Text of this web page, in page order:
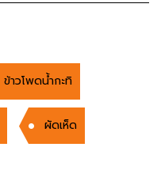
ข้าวโพดน้ำกะทิ
ผัดเห็ด